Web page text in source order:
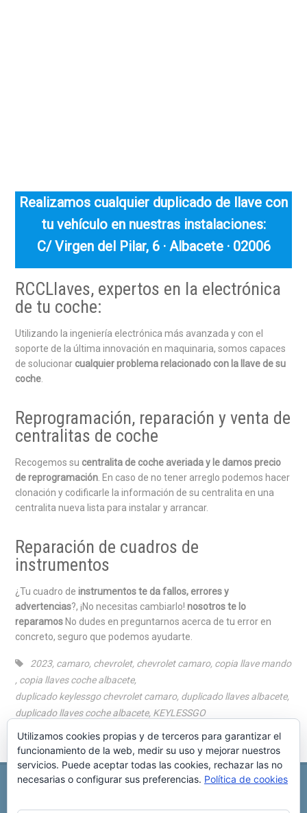
Realizamos cualquier duplicado de llave con
tu vehículo en nuestras instalaciones:
C/ Virgen del Pilar, 6 · Albacete · 02006
RCCLlaves, expertos en la electrónica
de tu coche:
Utilizando la ingeniería electrónica más avanzada y con el
soporte de la última innovación en maquinaria, somos capaces
de solucionar cualquier problema relacionado con la llave de su
coche
Reprogramación, reparación y venta de
centralitas de coche
Recogemos su centralita de coche averiada y le damos precio
de reprogramación . En caso de no tener arreglo podemos hacer
clonación y codificarle la información de su centralita en una
centralita nueva lista para instalar y arrancar.
Reparación de cuadros de
instrumentos
¿Tu cuadro deinstrumentos te da fallos, errores y
advertencias?, ¡No necesitas cambiarlo!nosotros te lo
reparamos No dudes en preguntarnos acerca de tu error en
concreto, seguro que podemos ayudarte.
2023, camaro, chevrolet, chevrolet camaro, copia llave mando
, copia llaves coche albacete,
duplicado keylessgo chevrolet camaro, duplicado llaves albacete,
duplicado llaves coche albacete, KEYLESSGO
REPARACIÓN CENTRALITA DE COCHE
C/ Virgen del pilar, 6 ,
Utilizamos cookies propias y de terceros para garantizar el
funcionamiento de la web, medir su uso y mejorar nuestros
servicios. Puede aceptar todas las cookies, rechazar las no
necesarias o configurar sus preferencias. Política de cookies